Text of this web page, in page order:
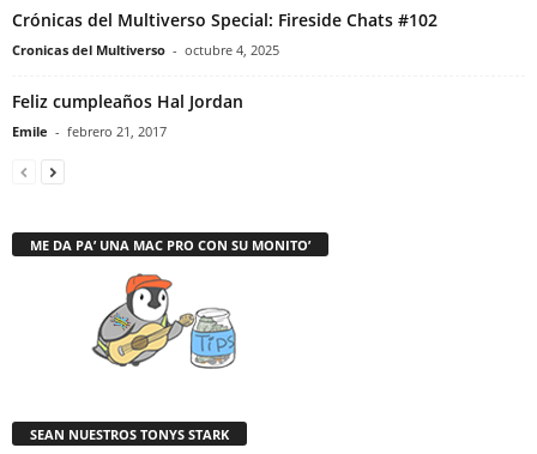
Crónicas del Multiverso Special: Fireside Chats #102
Cronicas del Multiverso - octubre 4, 2025
Feliz cumpleaños Hal Jordan
Emile - febrero 21, 2017
ME DA PA’ UNA MAC PRO CON SU MONITO’
SEAN NUESTROS TONYS STARK